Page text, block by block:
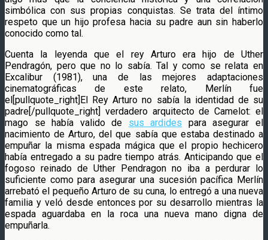
simbólica con sus propias conquistas. Se trata del íntimo
respeto que un hijo profesa hacia su padre aun sin haberlo
conocido como tal.
Cuenta la leyenda que el rey Arturo era hijo de Uther
Pendragón, pero que no lo sabía. Tal y como se relata en
Excalibur (1981), una de las mejores adaptaciones
cinematográficas de este relato, Merlín fue
el[pullquote_right]El Rey Arturo no sabía la identidad de su
padre[/pullquote_right] verdadero arquitecto de Camelot: el
mago se había valido de sus ardides para asegurar el
nacimiento de Arturo, del que sabía que estaba destinado a
empuñar la misma espada mágica que el propio hechicero
había entregado a su padre tiempo atrás. Anticipando que el
fogoso reinado de Uther Pendragon no iba a perdurar lo
suficiente como para asegurar una sucesión pacífica Merlín
arrebató el pequeño Arturo de su cuna, lo entregó a una nueva
familia y veló desde entonces por su desarrollo mientras la
espada aguardaba en la roca una nueva mano digna de
empuñarla.